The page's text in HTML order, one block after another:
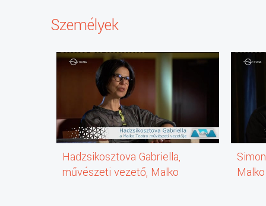
Személyek
Hadzsikosztova Gabriella,
művészeti vezető, Malko